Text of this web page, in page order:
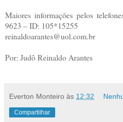
Maiores informações pelos
9623 – ID: 105*15255
reinaldoarantes@uol.com.br
Por: Judô Reinaldo Arantes
Everton Monteiro às 12:32
Compartilhar